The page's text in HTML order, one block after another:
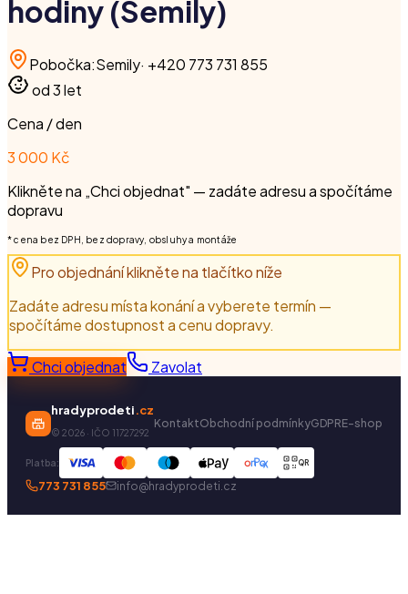
hodiny (Semily)
Pobočka:Semily· +420 773 731 855
od 3 let
Cena / den
3 000 Kč
Klikněte na „Chci objednat" — zadáte adresu a spočítáme
dopravu
* cena bez DPH, bez dopravy, obsluhy a montáže
Pro objednání klikněte na tlačítko níže
Zadáte adresu místa konání a vyberete termín —
spočítáme dostupnost a cenu dopravy.
Chci objednat Zavolat
hradyprodeti.cz
© 2026 · IČO 11727292
KontaktObchodní podmínkyGDPRE-shop
Platba: QR
773 731 855 info@hradyprodeti.cz